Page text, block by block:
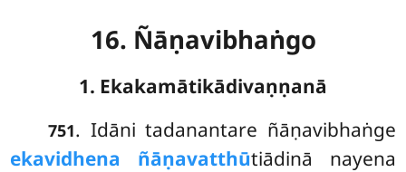
16. Ñāṇavibhaṅgo
1. Ekakamātikādivaṇṇanā
751. Idānitadanantare ñāṇavibhaṅge
ekavidhena ñāṇavatthūtiādinā nayena